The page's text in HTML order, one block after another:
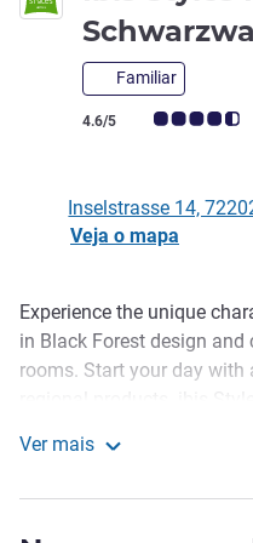
Familiar
Classificação clientes
4.6/5
Inselstrasse 14,
Veja o mapa
Descrição
Experience the unique
in Black Forest design
rooms. Start your day
area, free coffee, tea and
The ibis Styles Nagold-
Ver mais